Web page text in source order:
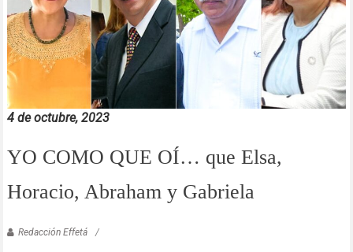
4 de octubre, 2023
YO COMO QUE OÍ… que Elsa,
Horacio, Abraham y Gabriela
Redacción Effetá